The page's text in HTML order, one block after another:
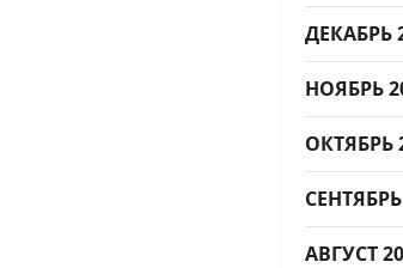
ДЕКАБРЬ
НОЯБРЬ
ОКТЯБРЬ
АВГУСТ